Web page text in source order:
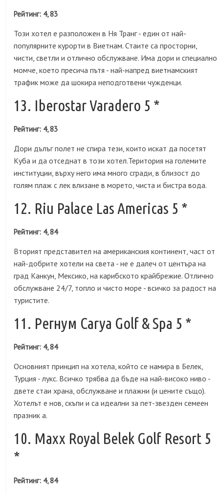
Рейтинг: 4, 83
Този хотел е разположен в Ня Транг - един от най-
популярните курорти в Виетнам. Стаите са просторни,
чисти, светли и отлично обслужване. Има дори и специално
момче, което пресича пътя - най-напред виетнамският
трафик може да шокира неподготвени чужденци.
13. Iberostar Varadero 5 *
Рейтинг: 4, 83
Дори дълъг полет не спира тези, които искат да посетят
Куба и да отседнат в този хотел.Територия на големите
институции, върху него има много сгради, в близост до
голям плаж с лек влизане в морето, чиста и бистра вода.
12. Riu Palace Las Americas 5 *
Рейтинг: 4, 84
Вторият представител на американския континент, част от
най-добрите хотели на света - не е далеч от центъра на
град Канкун, Мексико, на карибското крайбрежие. Отлично
обслужване 24/7, топло и чисто море - всичко за радост на
туристите.
11. Регнум Carya Golf & Spa 5 *
Рейтинг: 4, 84
Основният принцип на хотела, който се намира в Белек,
Турция - лукс. Всичко трябва да бъде на най-високо ниво -
двете стаи храна, обслужване и плажни (и цените също).
Хотелът е нов, скъпи и са идеални за пет-звезден семеен
празник а.
10. Maxx Royal Belek Golf Resort 5
*
Рейтинг: 4, 84